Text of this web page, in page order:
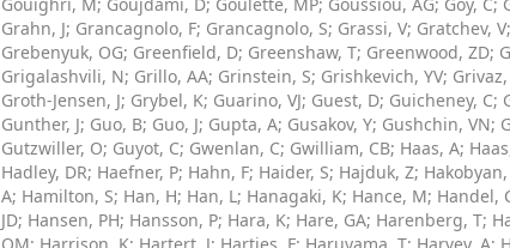
Grahn, J; Grancagnolo, F; Grancagnolo, S; Grassi, V; Gratchev, V;
Grebenyuk, OG; Greenfield, D; Greenshaw, T; Greenwood, ZD;
Grigalashvili, N; Grillo, AA; Grinstein, S; Grishkevich, YV; Grivaz,
Groth-Jensen, J; Grybel, K; Guarino, VJ; Guest, D; Guicheney, C;
Gunther, J; Guo, B; Guo, J; Gupta, A; Gusakov, Y; Gushchin, VN;
Gutzwiller, O; Guyot, C; Gwenlan, C; Gwilliam, CB; Haas, A;
Hadley, DR; Haefner, P; Hahn, F; Haider, S; Hajduk, Z; Hakobyan,
A; Hamilton, S; Han, H; Han, L; Hanagaki, K; Hance, M; Handel,
JD; Hansen, PH; Hansson, P; Hara, K; Hare, GA; Harenberg, T;